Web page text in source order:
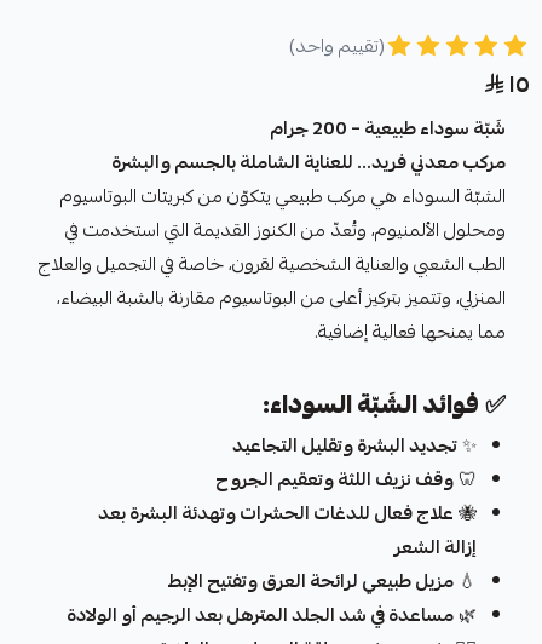
(تقييم واحد)
١٥
شَبّة سوداء طبيعية – 200 جرام
مركب معدني فريد... للعناية الشاملة بالجسم والبشرة
الشبّة السوداء هي مركب طبيعي يتكوّن من كبريتات البوتاسيوم
ومحلول الألمنيوم، وتُعدّ من الكنوز القديمة التي استخدمت في
الطب الشعبي والعناية الشخصية لقرون، خاصة في التجميل والعلاج
المنزلي، وتتميز بتركيز أعلى من البوتاسيوم مقارنة بالشبة البيضاء،
مما يمنحها فعالية إضافية.
✅فوائد الشَبّة السوداء:
✨تجديد البشرة وتقليل التجاعيد
🦷وقف نزيف اللثة وتعقيم الجروح
🐝علاج فعال للدغات الحشرات وتهدئة البشرة بعد
إزالة الشعر
💧 مزيل طبيعي لرائحة العرق وتفتيح الإبط
🌿مساعدة في شد الجلد المترهل بعد الرجيم أو الولادة